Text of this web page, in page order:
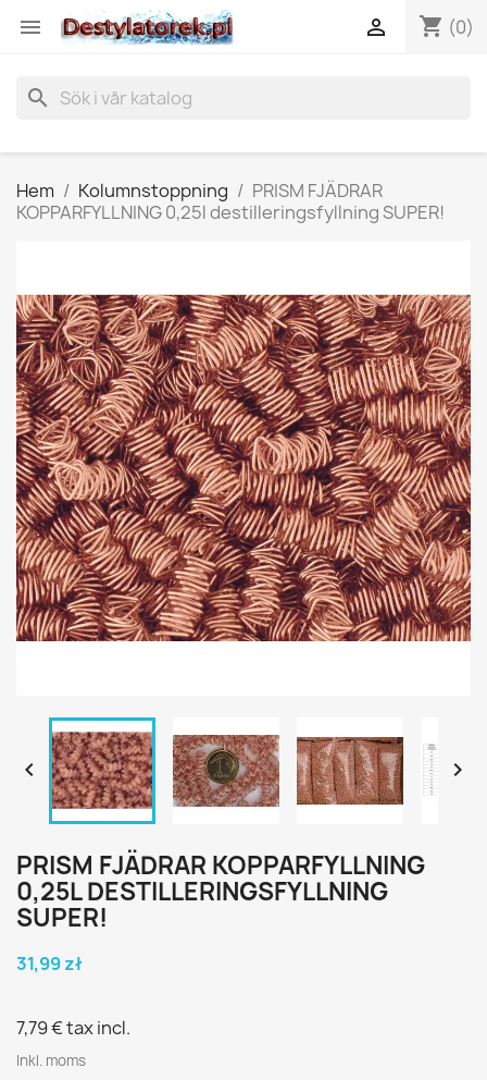
 shopping_cart (0)

search
Hem Kolumnstoppning
PRISM FJÄDRAR
KOPPARFYLLNING 0,25l destilleringsfyllning SUPER!
 
PRISM FJÄDRAR KOPPARFYLLNING
0,25L DESTILLERINGSFYLLNING
SUPER!
31,99 zł
7,79 €tax incl.
Inkl. moms